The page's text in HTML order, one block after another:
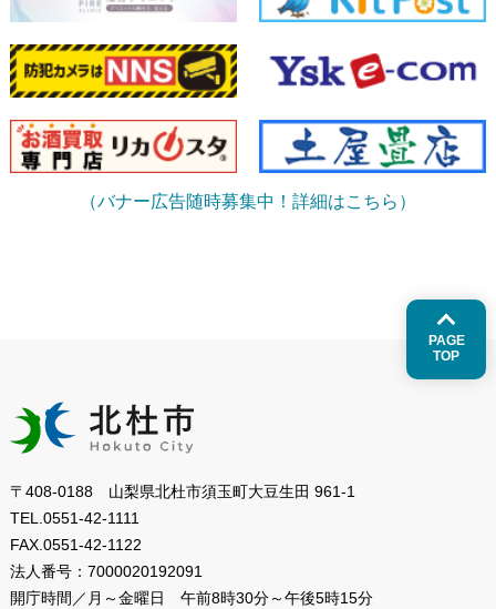
（バナー広告随時募集中！詳細はこちら）
PAGE
TOP
〒408-0188 山梨県北杜市須玉町大豆生田 961-1
TEL. 0551-42-1111
FAX. 0551-42-1122
法人番号： 7000020192091
開庁時間／月～金曜日
午前8時30分～午後5時15分